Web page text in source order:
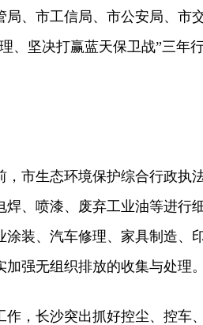
、市工信局、市公安局、市
、坚决打赢蓝天保卫战”三年
市生态环境保护综合行政执
、喷漆、废弃工业油等进行细
装、汽车修理、家具制造、
强无组织排放的收集与处理。
，长沙突出抓好控尘、控车、